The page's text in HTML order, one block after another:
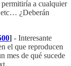
permitiría a cualquier
etc… ¿Deberán
] - Interesante
el que reproducen
mes de qué sucede